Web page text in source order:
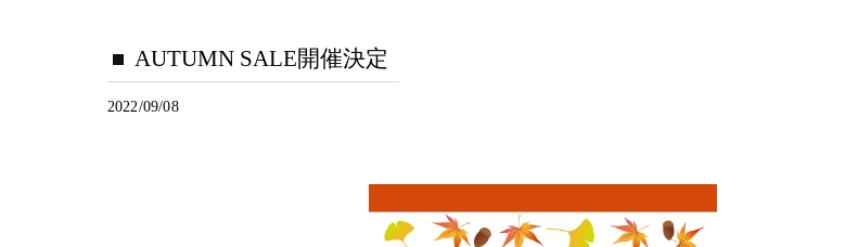
AUTUMN SALE開催決定
2022/09/08